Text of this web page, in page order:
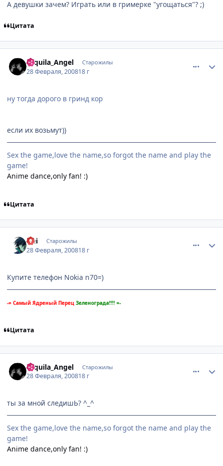
А девушки зачем? Играть или в гримерке "угощаться"? ;)
Цитата
Tequila_Angel Старожилы
28 Февраля, 200818 г
ну тогда дорого в гринд кор
если их возьмут))
Sex the game,love the name,so forgot the name and play the
game!
Anime dance,only fan! :)
Цитата
Hei Старожилы
28 Февраля, 200818 г
Купите телефон Nokia n70=)
-= Самый Ядреный Перец Зеленограда!!!! =-
Цитата
Tequila_Angel Старожилы
28 Февраля, 200818 г
ты за мной следишЬ? ^_^
Sex the game,love the name,so forgot the name and play the
game!
Anime dance,only fan! :)